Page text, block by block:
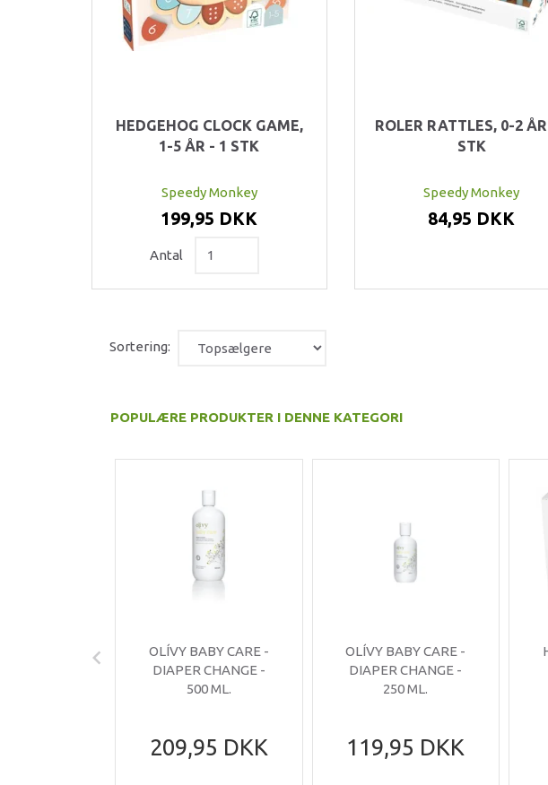
HEDGEHOG CLOCK GAME,
1-5 ÅR - 1 STK
Speedy Monkey
199,95 DKK
Antal
ROLER RATTLES, 0-2
STK
Speedy Monkey
84,95 DKK
Sortering:
POPULÆRE PRODUKTER I DENNE KATEGORI
OLÍVY BABY CARE -
DIAPER CHANGE -
500 ML.
209,95 DKK
OLÍVY BABY CARE -
DIAPER CHANGE -
250 ML.
119,95 DKK